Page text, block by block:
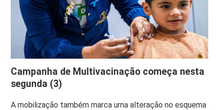
Campanha de Multivacinação começa nesta
segunda (3)
A mobilização também marca uma alteração no esquema